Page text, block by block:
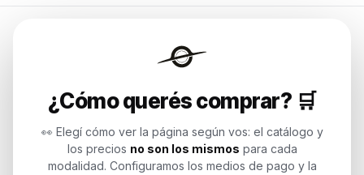
¿Cómo querés comprar? 🛒
👀 Elegí cómo ver la página según vos: el catálogo y
los precios no son los mismos para cada
modalidad. Configuramos los medios de pago y la
Endurances
Soluciones de tecnología para
Potenciamos tu mundo.
Time to work